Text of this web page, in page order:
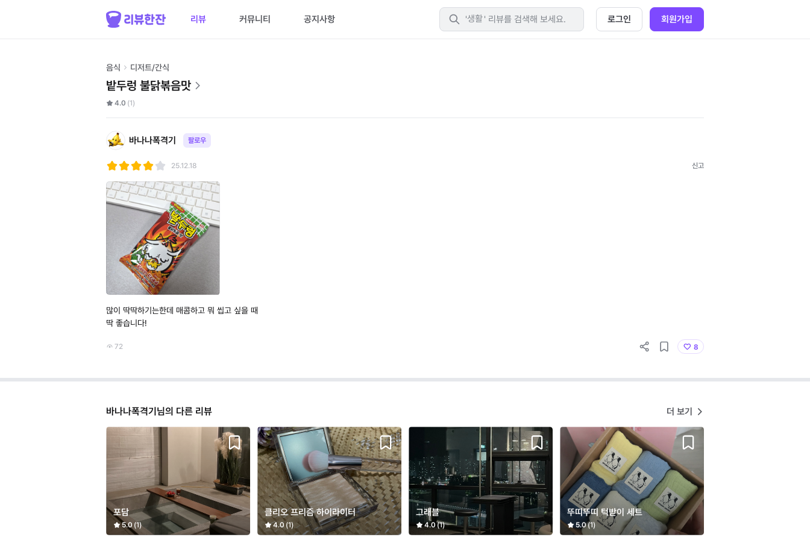
리뷰 커뮤니티 공지사항
생활
취미
로그인 회원가입
음식 디저트/간식
밭두렁 불닭볶음맛
4.0 (1)
바나나폭격기 팔로우
25.12.18 신고
많이 딱딱하기는한데 매콤하고 뭐 씹고 싶을 때
딱 좋습니다!
72 8
바나나폭격기님의 다른 리뷰 더 보기
포담
5.0 (1)
클리오 프리즘 하이라이터
4.0 (1)
그래블
4.0 (1)
뚜띠뚜띠 턱받이 세트
5.0(1)